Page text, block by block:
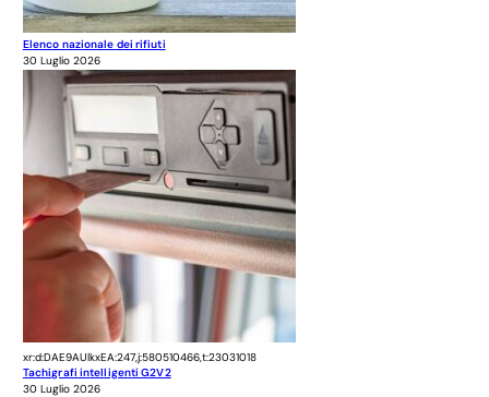
Elenco nazionale dei rifiuti
30 Luglio 2026
xr:d:DAE9AUlkxEA:247,j:580510466,t:23031018
Tachigrafi intelligenti G2V2
30 Luglio 2026